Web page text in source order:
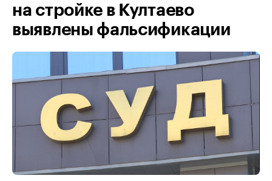
на стройке в Култаево
выявлены фальсификации